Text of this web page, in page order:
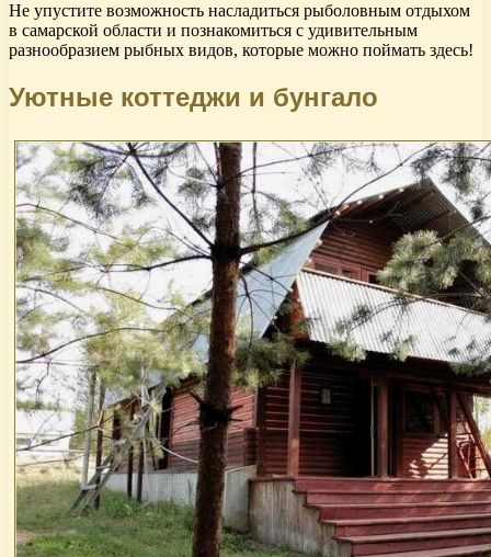
Не упустите возможность насладиться рыболовным отдыхом
в самарской области и познакомиться с удивительным
разнообразием рыбных видов, которые можно поймать здесь!
Уютные коттеджи и бунгало